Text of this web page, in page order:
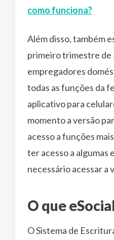
como funciona?
Além disso, também
primeiro trimestre de
empregadores
todas as funções da
aplicativo para
momento a versão
acesso a funções
ter acesso a algumas
necessário acessar a
O que
O Sistema de